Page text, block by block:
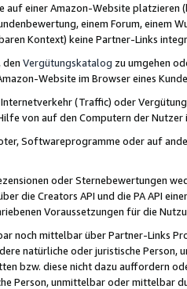
auf einer Amazon-Website
einem Forum, einem
Kontext) keine Partner-Links
den Vergütungskatalog zu umgehen
Website im Browser eines
Internetverkehr (Traffic) oder
von auf den Computern der
Softwareprogramme oder auf
oder Sternebewertungen
die Creators API und die PA API
Voraussetzungen für die
noch mittelbar über Partner-Links
natürliche oder juristische
bzw. diese nicht dazu auffordern
Person, unmittelbar oder mittelbar